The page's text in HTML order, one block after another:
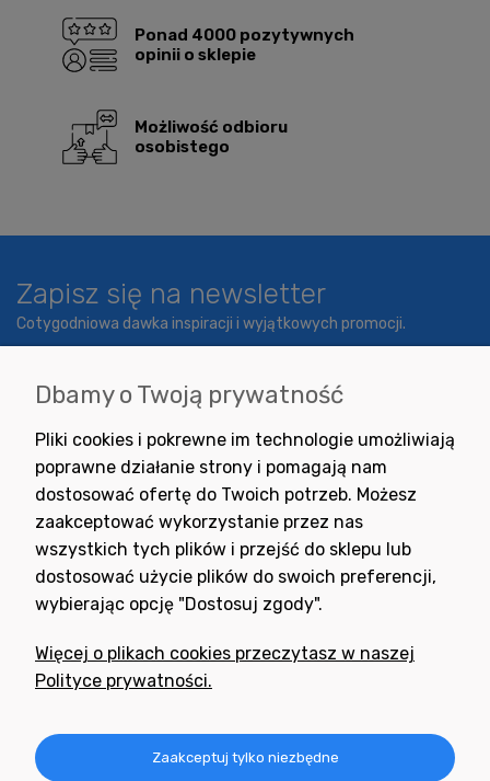
Ponad 4000 pozytywnych
opinii o sklepie
Możliwość odbioru
osobistego
Zapisz się na newsletter
Cotygodniowa dawka inspiracji i wyjątkowych promocji.
Wyrażam zgodę na otrzymywanie newslettera z inspiracjami,
nowościami i promocjami.
Potrzebujesz pomocy
+48 791 806 804
Informacje
Dbamy o Twoją prywatność
Pliki cookies i pokrewne im technologie umożliwiają
poprawne działanie strony i pomagają nam
dostosować ofertę do Twoich potrzeb. Możesz
zaakceptować wykorzystanie przez nas
wszystkich tych plików i przejść do sklepu lub
dostosować użycie plików do swoich preferencji,
wybierając opcję "Dostosuj zgody".
Więcej o plikach cookies przeczytasz w naszej
Polityce prywatności.
Zaakceptuj tylko niezbędne